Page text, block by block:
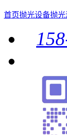
首页抛光设备抛光